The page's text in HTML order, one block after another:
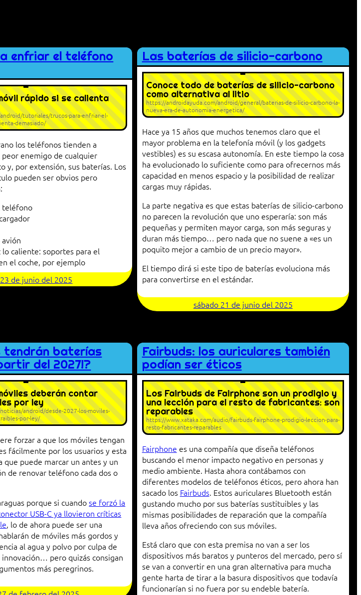
enfriar el teléfono
rápido si se calienta
tutoriales/trucos-para-enfriar-el-
demasiado/
los teléfonos tienden a
peor enemigo de cualquier
y, por extensión, sus baterías. Los
pueden ser obvios pero
teléfono
lo caliente: soportes para el
el coche, por ejemplo
de junio del 2025
Las baterías de silicio-carbono
Conoce todo de baterías de silicio-carbono
como alternativa al litio
https://androidayuda.com/android/general/baterias-de-silicio-carbono-la-
nueva-era-de-autonomia-energetica/
Hace ya 15 años que muchos tenemos claro que el
mayor problema en la telefonía móvil (y los gadgets
vestibles) es su escasa autonomía. En este tiempo la cosa
ha evolucionado lo suficiente como para ofrecernos más
capacidad en menos espacio y la posibilidad de realizar
cargas muy rápidas.
La parte negativa es que estas baterías de silicio-carbono
no parecen la revolución que uno esperaría: son más
pequeñas y permiten mayor carga, son más seguras y
duran más tiempo… pero nada que no suene a «es un
poquito mejor a cambio de un precio mayor».
El tiempo dirá si este tipo de baterías evoluciona más
para convertirse en el estándar.
sábado 21 de junio del 2025
tendrán baterías
del 2027!?
deberán contar
por ley
android/desde-2027-los-moviles-
por-ley/
forzar a que los móviles tengan
fácilmente por los usuarios y esta
que puede marcar un antes y un
de renovar teléfono cada dos o
porque si cuandose forzó la
USB-C ya llovieron críticas
, lo de ahora puede ser una
de móviles más gordos y
al agua y polvo por culpa de
innovación… pero quizás consigan
más peregrinos.
Fairbuds: los auriculares también
podían ser éticos
Los Fairbuds de Fairphone son un prodigio y
una lección para el resto de fabricantes: son
reparables
https://www.xataka.com/audio/fairbuds-fairphone-prodigio-leccion-para-
resto-fabricantes-reparables
Fairphone es una compañía que diseña teléfonos
buscando el menor impacto negativo en personas y
medio ambiente. Hasta ahora contábamos con
diferentes modelos de teléfonos éticos, pero ahora han
sacado los Fairbuds. Estos auriculares Bluetooth están
gustando mucho por sus baterías sustituibles y las
mismas posibilidades de reparación que la compañía
lleva años ofreciendo con sus móviles.
Está claro que con esta premisa no van a ser los
dispositivos más baratos y punteros del mercado, pero sí
se van a convertir en una gran alternativa para mucha
gente harta de tirar a la basura dispositivos que todavía
funcionarían si no fuera por su endeble batería.